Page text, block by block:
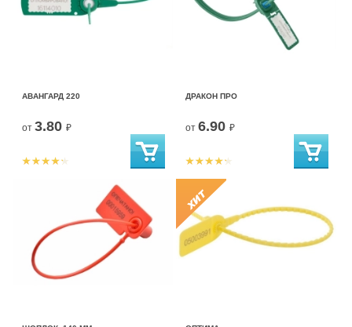
АВАНГАРД 220
от 3.80 ₽
ДРАКОН ПРО
от 6.90 ₽